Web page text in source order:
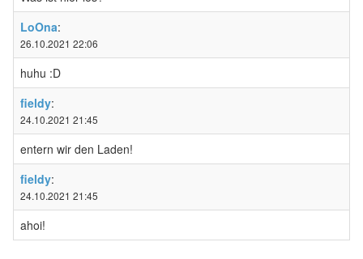
LoOna:
26.10.2021 22:06
huhu :D
fieldy:
24.10.2021 21:45
entern wir den Laden!
fieldy:
24.10.2021 21:45
ahoi!